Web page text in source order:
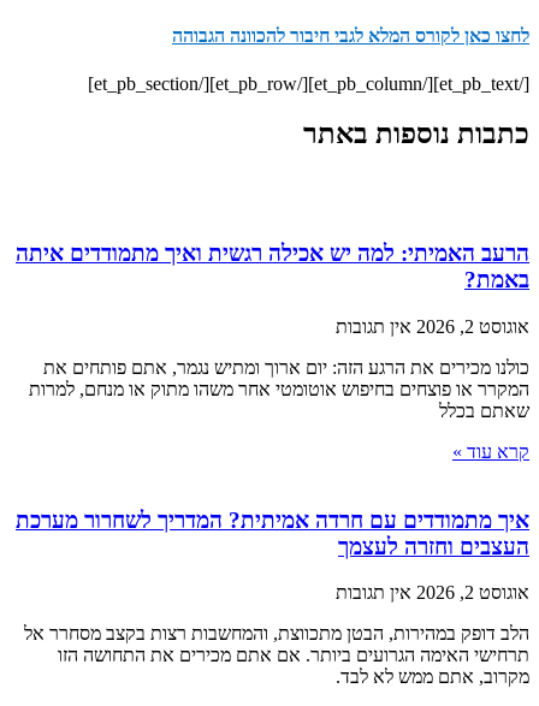
לחצו כאן לקורס המלא לגבי חיבור להכוונה הגבוהה
[/et_pb_text][/et_pb_column][/et_pb_row][/et_pb_section]
כתבות נוספות באתר
הרעב האמיתי: למה יש אכילה רגשית ואיך מתמודדים איתה
באמת?
אוגוסט 2, 2026
אין תגובות
כולנו מכירים את הרגע הזה: יום ארוך ומתיש נגמר, אתם פותחים את
המקרר או פוצחים בחיפוש אוטומטי אחר משהו מתוק או מנחם, למרות
שאתם בכלל
קרא עוד »
איך מתמודדים עם חרדה אמיתית? המדריך לשחרור מערכת
העצבים וחזרה לעצמך
אוגוסט 2, 2026
אין תגובות
הלב דופק במהירות, הבטן מתכווצת, והמחשבות רצות בקצב מסחרר אל
תרחישי האימה הגרועים ביותר. אם אתם מכירים את התחושה הזו
מקרוב, אתם ממש לא לבד.